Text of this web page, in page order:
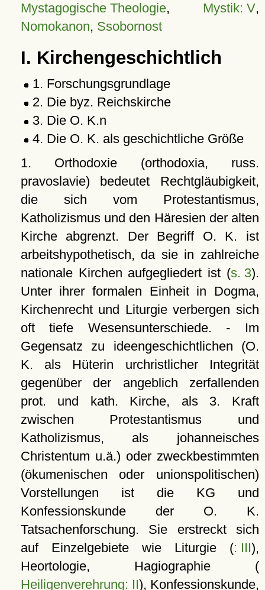
Mystagogische Theologie, Mystik: V,
Nomokanon, Ssobornost
I. Kirchengeschichtlich
1. Forschungsgrundlage
2. Die byz. Reichskirche
3. Die O. K.n
4. Die O. K. als geschichtliche Größe
1. Orthodoxie (orthodoxia, russ.
pravoslavie) bedeutet Rechtgläubigkeit,
die sich vom Protestantismus,
Katholizismus und den Häresien der alten
Kirche abgrenzt. Der Begriff O. K. ist
arbeitshypothetisch, da sie in zahlreiche
nationale Kirchen aufgegliedert ist (s. 3).
Unter ihrer formalen Einheit in Dogma,
Kirchenrecht und Liturgie verbergen sich
oft tiefe Wesensunterschiede. - Im
Gegensatz zu ideengeschichtlichen (O.
K. als Hüterin urchristlicher Integrität
gegenüber der angeblich zerfallenden
prot. und kath. Kirche, als 3. Kraft
zwischen Protestantismus und
Katholizismus, als johanneisches
Christentum u.ä.) oder zweckbestimmten
(ökumenischen oder unionspolitischen)
Vorstellungen ist die KG und
Konfessionskunde der O. K.
Tatsachenforschung. Sie erstreckt sich
auf Einzelgebiete wie Liturgie (: III),
Heortologie, Hagiographie (
Heiligenverehrung: II), Konfessionskunde,